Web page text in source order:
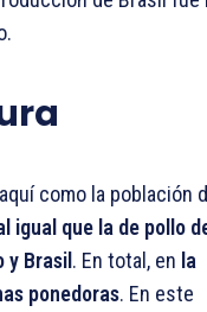
como la población
igual que la de pollo
y Brasil. En total, en la
ponedoras. En este